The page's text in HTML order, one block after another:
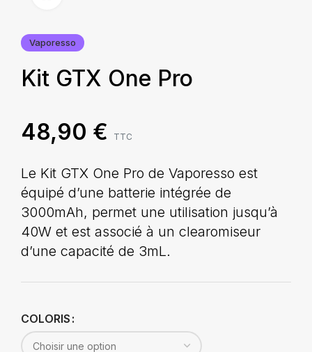
Vaporesso
Kit GTX One Pro
48,90 € TTC
Le Kit GTX One Pro de Vaporesso est
équipé d’une batterie intégrée de
3000mAh, permet une utilisation jusqu’à
40W et est associé à un clearomiseur
d’une capacité de 3mL.
COLORIS